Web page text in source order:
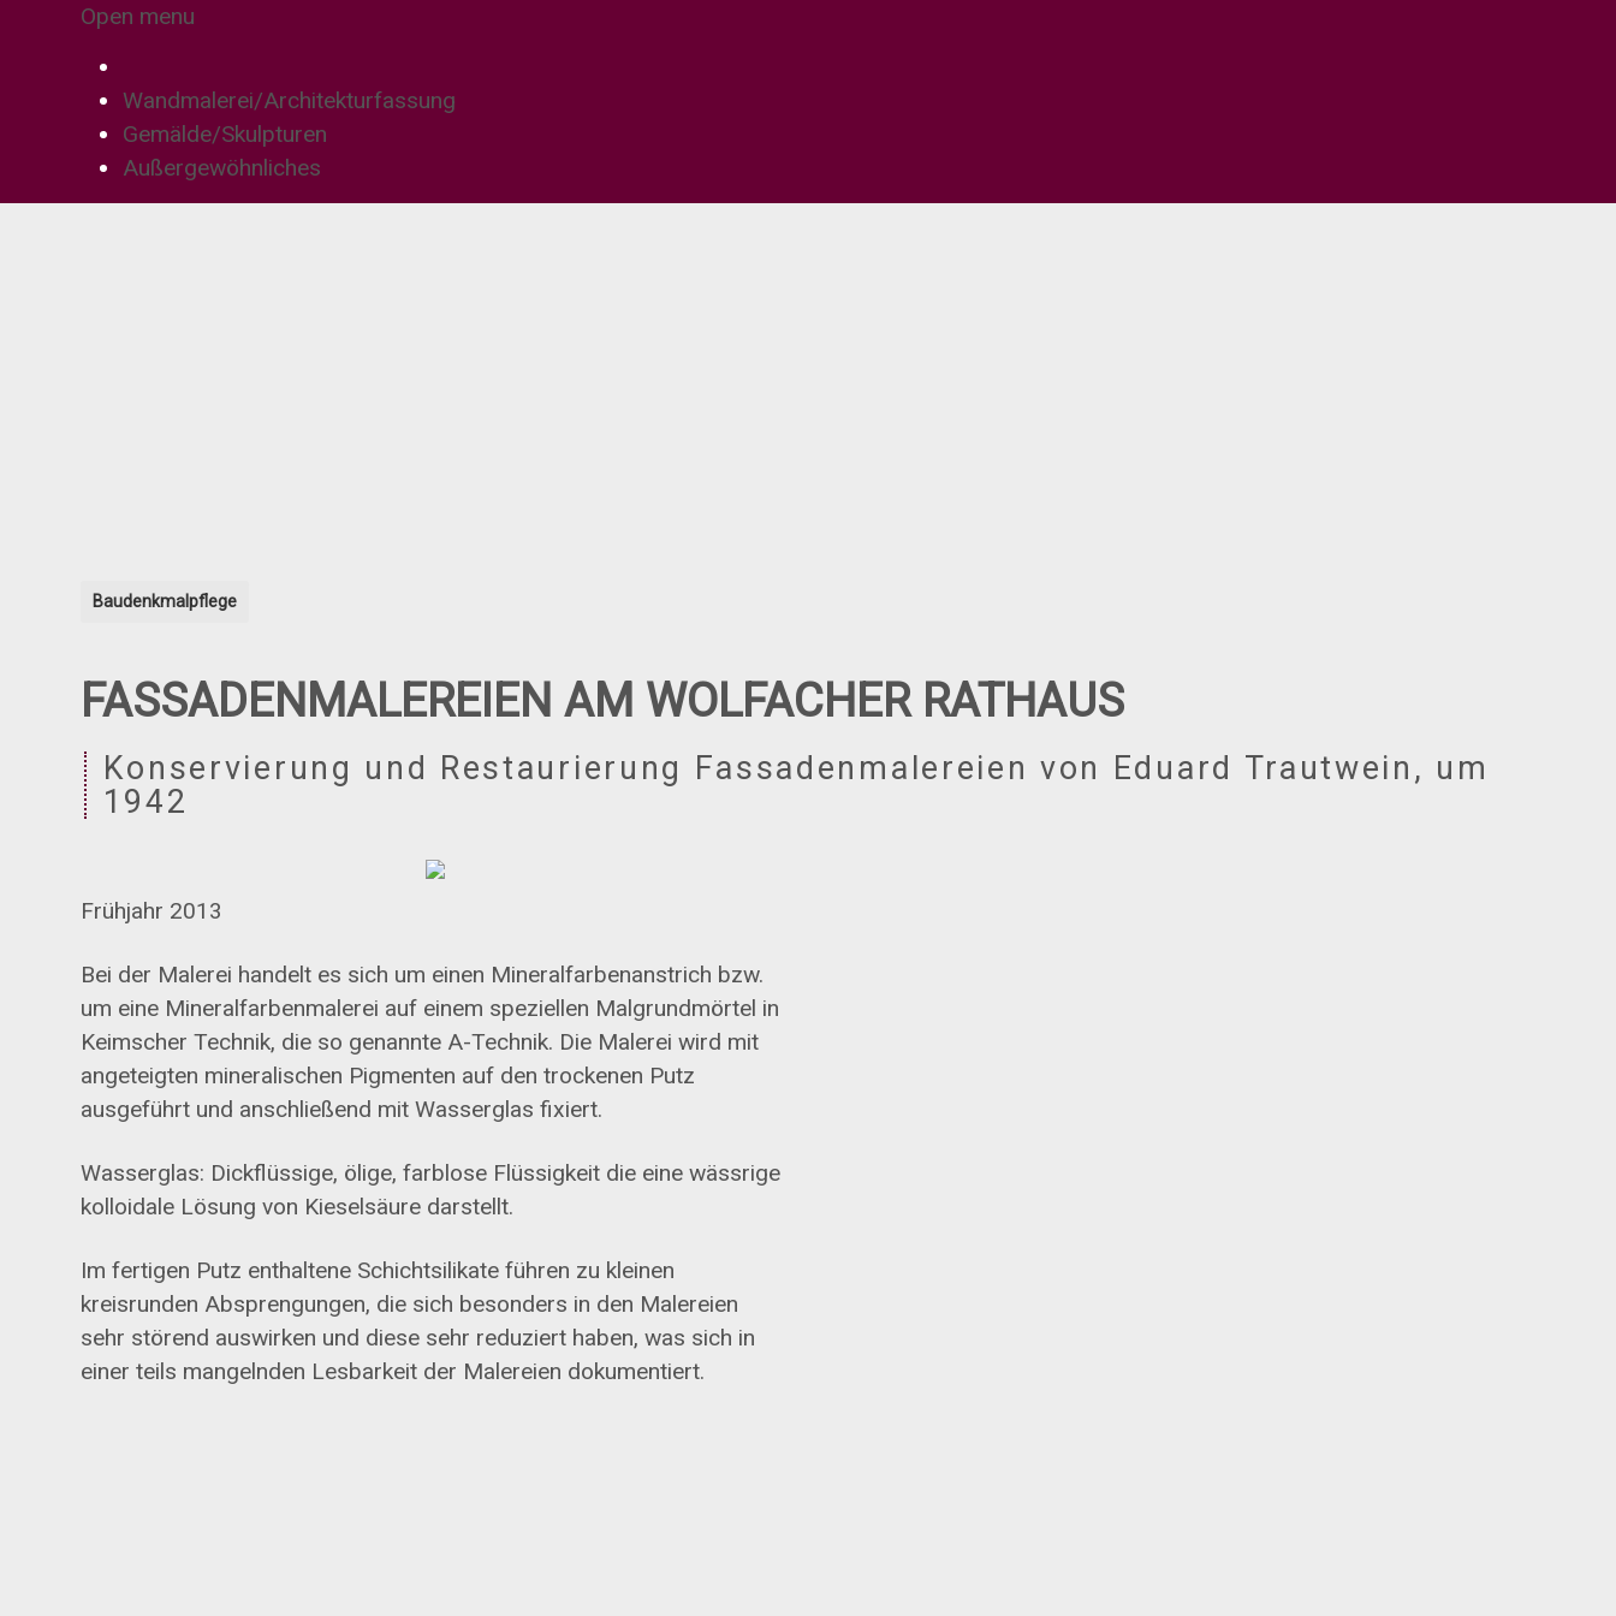
Open menu
Wandmalerei/Architekturfassung
Gemälde/Skulpturen
Außergewöhnliches
Baudenkmalpflege
FASSADENMALEREIEN AM WOLFACHER RATHAUS
Konservierung und Restaurierung Fassadenmalereien von Eduard Trautwein, um
1942
Frühjahr 2013
Bei der Malerei handelt es sich um einen Mineralfarbenanstrich bzw.
um eine Mineralfarbenmalerei auf einem speziellen Malgrundmörtel in
Keimscher Technik, die so genannte A-Technik. Die Malerei wird mit
angeteigten mineralischen Pigmenten auf den trockenen Putz
ausgeführt und anschließend mit Wasserglas fixiert.
Wasserglas: Dickflüssige, ölige, farblose Flüssigkeit die eine wässrige
kolloidale Lösung von Kieselsäure darstellt.
Im fertigen Putz enthaltene Schichtsilikate führen zu kleinen
kreisrunden Absprengungen, die sich besonders in den Malereien
sehr störend auswirken und diese sehr reduziert haben, was sich in
einer teils mangelnden Lesbarkeit der Malereien dokumentiert.